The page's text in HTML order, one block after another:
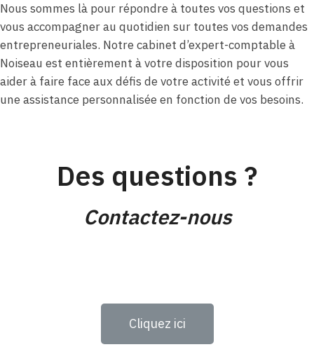
Nous sommes là pour répondre à toutes vos questions et
vous accompagner au quotidien sur toutes vos demandes
entrepreneuriales. Notre cabinet d’expert-comptable à
Noiseau est entièrement à votre disposition pour vous
aider à faire face aux défis de votre activité et vous offrir
une assistance personnalisée en fonction de vos besoins.
Des questions ?
Contactez-nous
Cliquez ici